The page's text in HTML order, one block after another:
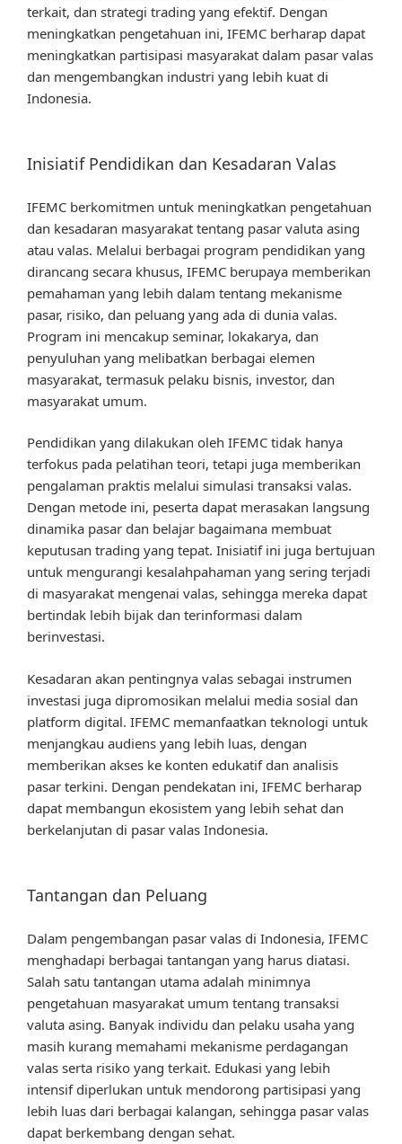
terkait, dan strategi trading yang efektif. Dengan
meningkatkan pengetahuan ini, IFEMC berharap dapat
meningkatkan partisipasi masyarakat dalam pasar valas
dan mengembangkan industri yang lebih kuat di
Indonesia.
Inisiatif Pendidikan dan Kesadaran Valas
IFEMC berkomitmen untuk meningkatkan pengetahuan
dan kesadaran masyarakat tentang pasar valuta asing
atau valas. Melalui berbagai program pendidikan yang
dirancang secara khusus, IFEMC berupaya memberikan
pemahaman yang lebih dalam tentang mekanisme
pasar, risiko, dan peluang yang ada di dunia valas.
Program ini mencakup seminar, lokakarya, dan
penyuluhan yang melibatkan berbagai elemen
masyarakat, termasuk pelaku bisnis, investor, dan
masyarakat umum.
Pendidikan yang dilakukan oleh IFEMC tidak hanya
terfokus pada pelatihan teori, tetapi juga memberikan
pengalaman praktis melalui simulasi transaksi valas.
Dengan metode ini, peserta dapat merasakan langsung
dinamika pasar dan belajar bagaimana membuat
keputusan trading yang tepat. Inisiatif ini juga bertujuan
untuk mengurangi kesalahpahaman yang sering terjadi
di masyarakat mengenai valas, sehingga mereka dapat
bertindak lebih bijak dan terinformasi dalam
berinvestasi.
Kesadaran akan pentingnya valas sebagai instrumen
investasi juga dipromosikan melalui media sosial dan
platform digital. IFEMC memanfaatkan teknologi untuk
menjangkau audiens yang lebih luas, dengan
memberikan akses ke konten edukatif dan analisis
pasar terkini. Dengan pendekatan ini, IFEMC berharap
dapat membangun ekosistem yang lebih sehat dan
berkelanjutan di pasar valas Indonesia.
Tantangan dan Peluang
Dalam pengembangan pasar valas di Indonesia, IFEMC
menghadapi berbagai tantangan yang harus diatasi.
Salah satu tantangan utama adalah minimnya
pengetahuan masyarakat umum tentang transaksi
valuta asing. Banyak individu dan pelaku usaha yang
masih kurang memahami mekanisme perdagangan
valas serta risiko yang terkait. Edukasi yang lebih
intensif diperlukan untuk mendorong partisipasi yang
lebih luas dari berbagai kalangan, sehingga pasar valas
dapat berkembang dengan sehat.